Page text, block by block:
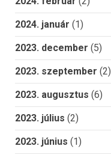
2024. január (1)
2023. december (5)
2023. szeptember (2)
2023. augusztus (6)
2023. július (2)
2023. június (1)